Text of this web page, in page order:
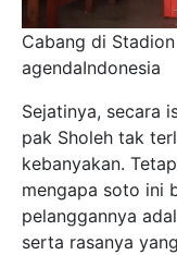
Cabang di
agendaIndonesia
Sejatinya, secara
pak Sholeh tak
kebanyakan.
mengapa soto ini
pelanggannya
serta rasanya